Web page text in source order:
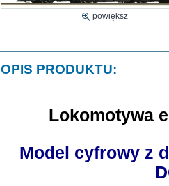
powiększ
OPIS PRODUKTU:
Lokomotywa
Model cyfrowy z